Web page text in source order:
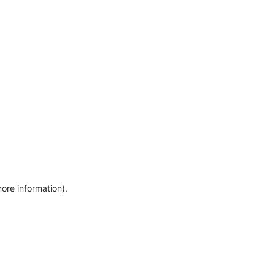
information).